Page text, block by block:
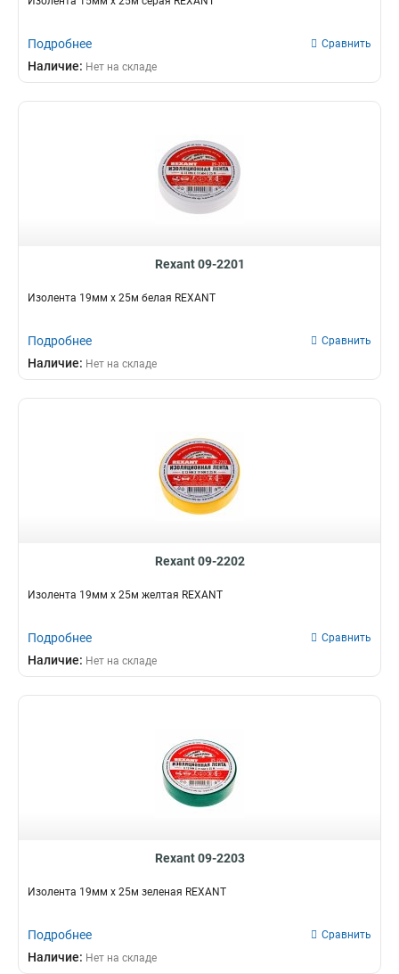
Подробнее Сравнить
Наличие: Нет на складе
Rexant 09-2201
Изолента 19мм х 25м белая REXANT
Подробнее Сравнить
Наличие: Нет на складе
Rexant 09-2202
Изолента 19мм х 25м желтая REXANT
Подробнее Сравнить
Наличие: Нет на складе
Rexant 09-2203
Изолента 19мм х 25м зеленая REXANT
Подробнее Сравнить
Наличие: Нет на складе